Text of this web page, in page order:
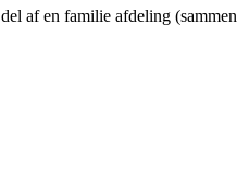
af en familie afdeling (sammen